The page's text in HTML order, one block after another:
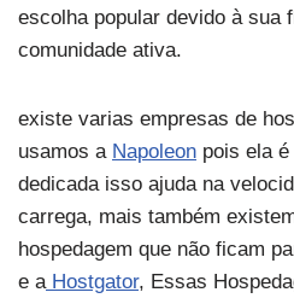
escolha popular devido à sua
comunidade ativa.
existe varias empresas de
usamos a Napoleon pois ela
dedicada isso ajuda na
carrega, mais também
hospedagem que não ficam
e a Hostgator, Essas